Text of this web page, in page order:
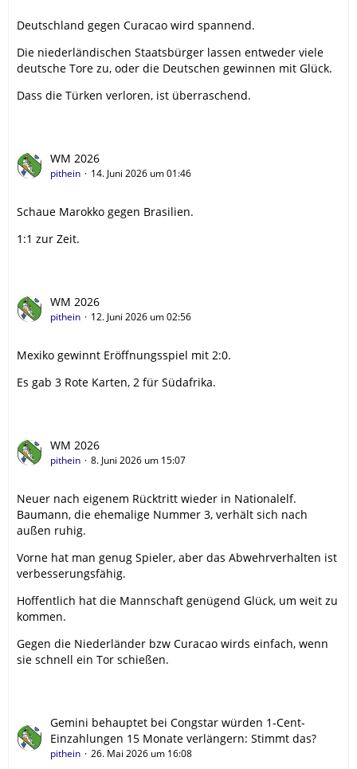
Deutschland gegen Curacao wird spannend.
Die niederländischen Staatsbürger lassen entweder viele
deutsche Tore zu, oder die Deutschen gewinnen mit Glück.
Dass die Türken verloren, ist überraschend.
WM 2026
pithein 14. Juni 2026 um 01:46
Schaue Marokko gegen Brasilien.
1:1 zur Zeit.
WM 2026
pithein 12. Juni 2026 um 02:56
Mexiko gewinnt Eröffnungsspiel mit 2:0.
Es gab 3 Rote Karten, 2 für Südafrika.
WM 2026
pithein 8. Juni 2026 um 15:07
Neuer nach eigenem Rücktritt wieder in Nationalelf.
Baumann, die ehemalige Nummer 3, verhält sich nach
außen ruhig.
Vorne hat man genug Spieler, aber das Abwehrverhalten ist
verbesserungsfähig.
Hoffentlich hat die Mannschaft genügend Glück, um weit zu
kommen.
Gegen die Niederländer bzw Curacao wirds einfach, wenn
sie schnell ein Tor schießen.
Gemini behauptet bei Congstar würden 1-Cent-
Einzahlungen 15 Monate verlängern: Stimmt das?
pithein 26. Mai 2026 um 16:08